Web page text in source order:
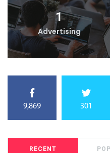
1
Advertising
9,869 301
RECENT